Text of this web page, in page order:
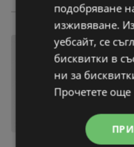
подобряване
изживяване.
уебсайт, се
бисквитки в
ни за
Прочетете още